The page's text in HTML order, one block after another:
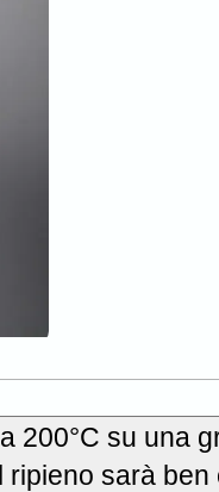
200°C su una
sarà ben